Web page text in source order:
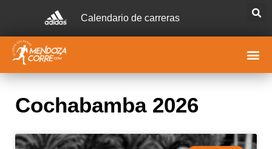
Calendario de carreras
Cochabamba 2026